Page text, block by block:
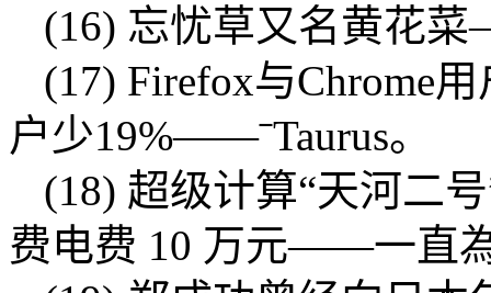
(16) 忘忧草又名黄花
(17) Firefox与Chrome
户少19%——ˉTaurus。
(18) 超级计算“天河二
费电费 10 万元——一直